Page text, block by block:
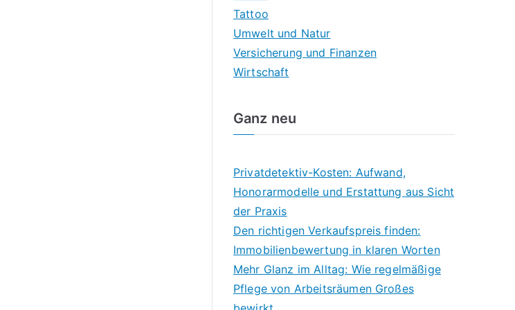
Tattoo
Umwelt und Natur
Versicherung und Finanzen
Wirtschaft
Ganz neu
Privatdetektiv-Kosten: Aufwand,
Honorarmodelle und Erstattung aus Sicht
der Praxis
Den richtigen Verkaufspreis finden:
Immobilienbewertung in klaren Worten
Mehr Glanz im Alltag: Wie regelmäßige
Pflege von Arbeitsräumen Großes